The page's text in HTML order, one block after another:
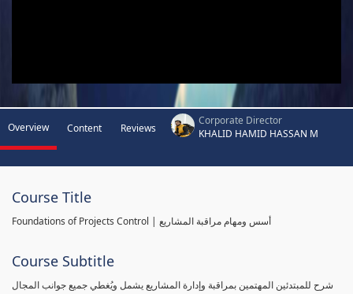
Overview Content Reviews
Corporate Director
KHALID HAMID HASSAN M
Course Title
Foundations of Projects Control | أسس ومهام مراقبة المشاريع
Course Subtitle
شرح للمبتدئين المهتمين بمراقبة وإدارة المشاريع يشمل ويُغطي جميع جوانب المجال